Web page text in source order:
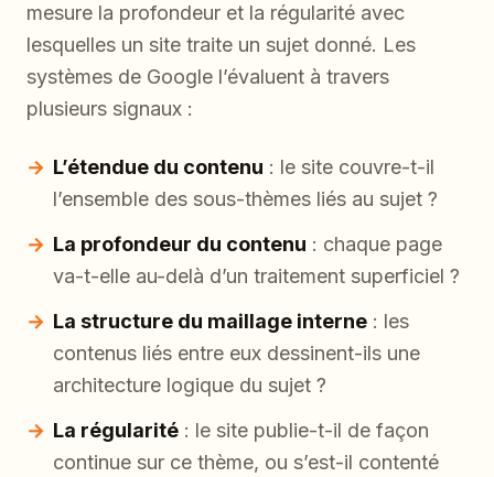
mesure la profondeur et la régularité avec
lesquelles un site traite un sujet donné. Les
systèmes de Google l’évaluent à travers
plusieurs signaux :
L’étendue du contenu : le site couvre-t-il
l’ensemble des sous-thèmes liés au sujet ?
La profondeur du contenu : chaque page
va-t-elle au-delà d’un traitement superficiel ?
La structure du maillage interne : les
contenus liés entre eux dessinent-ils une
architecture logique du sujet ?
La régularité : le site publie-t-il de façon
continue sur ce thème, ou s’est-il contenté